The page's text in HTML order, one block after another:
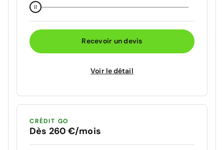
Recevoir un devis
Voir le détail
CRÉDIT GO
Dès 260 €/mois